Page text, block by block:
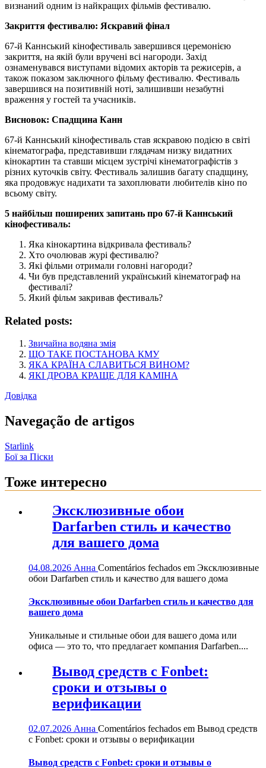
визнаний одним із найкращих фільмів фестивалю.
Закриття фестивалю: Яскравий фінал
67-й Каннський кінофестиваль завершився церемонією
закриття, на якій були вручені всі нагороди. Захід
ознаменувався виступами відомих акторів та режисерів, а
також показом заключного фільму фестивалю. Фестиваль
завершився на позитивній ноті, залишивши незабутні
враження у гостей та учасників.
Висновок: Спадщина Канн
67-й Каннський кінофестиваль став яскравою подією в світі
кінематографа, представивши глядачам низку видатних
кінокартин та ставши місцем зустрічі кінематографістів з
різних куточків світу. Фестиваль залишив багату спадщину,
яка продовжує надихати та захоплювати любителів кіно по
всьому світу.
5 найбільш поширених запитань про 67-й Каннський
кінофестиваль:
Яка кінокартина відкривала фестиваль?
Хто очолював журі фестивалю?
Які фільми отримали головні нагороди?
Чи був представлений український кінематограф на
фестивалі?
Який фільм закривав фестиваль?
Related posts:
Звичайна водяна змія
ЩО ТАКЕ ПОСТАНОВА КМУ
ЯКА КРАЇНА СЛАВИТЬСЯ ВИНОМ?
ЯКІ ДРОВА КРАЩЕ ДЛЯ КАМІНА
Довідка
Navegação de artigos
Starlink
Бої за Піски
Тоже интересно
Эксклюзивные обои
Darfarben стиль и качество
для вашего дома
04.08.2026 Анна Comentários fechados em Эксклюзивные
обои Darfarben стиль и качество для вашего дома
Эксклюзивные обои Darfarben стиль и качество для
вашего дома
Уникальные и стильные обои для вашего дома или
офиса — это то, что предлагает компания Darfarben....
Вывод средств с Fonbet:
сроки и отзывы о
верификации
02.07.2026 Анна Comentários fechados em Вывод средств
с Fonbet: сроки и отзывы о верификации
Вывод средств с Fonbet: сроки и отзывы о